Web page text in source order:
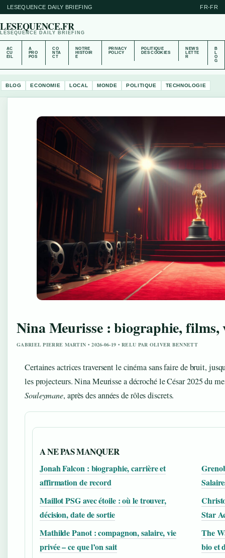
LESEQUENCE DAILY BRIEFING FR-FR
LESEQUENCE.FR
LESEQUENCE DAILY BRIEFING
AC
CU
EIL
A
PRO
POS
CO
NTA
CT
NOTRE
HISTOIR
E
PRIVACY
POLICY
POLITIQUE
DES COOKIES
NEWS
LETTE
R
B
L
O
G
BLOG ECONOMIE LOCAL MONDE POLITIQUE TECHNOLOGIE
Nina Meurisse : biographie, films,
GABRIEL PIERRE MARTIN • 2026-06-19 • RELU PAR OLIVER BENNETT
Certaines actrices traversent le cinéma sans faire de bruit,
les projecteurs. Nina Meurisse a décroché le César 2025 du
Souleymane, après des années de rôles discrets.
A NE PAS MANQUER
Jonah Falcon : biographie, carrière et
affirmation de record
Maillot PSG avec étoile : où le trouver,
décision, date de sortie
Star
Mathilde Panot : compagnon, salaire, vie
privée – ce que l’on sait
The
bio et